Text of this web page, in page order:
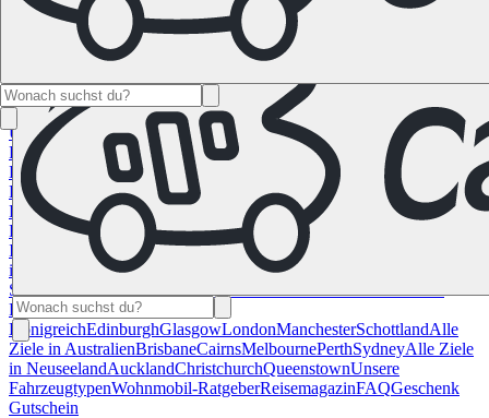
NamibiaSüdafrika
Alle Ziele in
KanadaCalgaryHalifaxMontrealTorontoVancouver
Alle Ziele in den
USALas VegasLos Angeles Miami New YorkSan
Francisco
Chile Costa Rica Alle Reiseziele in
Deutschland
Berlin Hamburg Leipzig München Stuttgart
Reiseziele in
Frankreich
KorsikaLyonMarseilles NizzaParis Toulouse
Alle
Reiseziele in
Italien
CagliariFlorenzMailandRom Sardinien
in Norwegen Bergen
Alle Reiseziele in
Spanien
Reiseziele im Vereinigtem
KönigreichEdinburghGlasgowLondonManchesterSchottlandAlle
Ziele in AustralienBrisbaneCairnsMelbournePerthSydneyAlle Ziele
in NeuseelandAucklandChristchurchQueenstownUnsere
FahrzeugtypenWohnmobil-RatgeberReisemagazinFAQGeschenk
Gutschein